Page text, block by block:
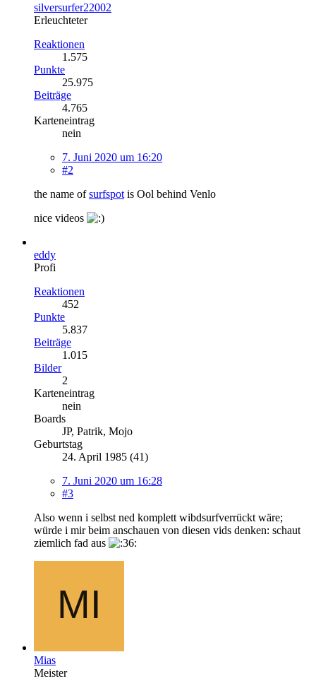
silversurfer22002
Erleuchteter
Reaktionen
1.575
Punkte
25.975
Beiträge
4.765
Karteneintrag
nein
7. Juni 2020 um 16:20
#2
the name ofsurfspot is Ool behind Venlo
nice videos
eddy
Profi
Reaktionen
452
Punkte
5.837
Beiträge
1.015
Bilder
2
Karteneintrag
nein
Boards
JP, Patrik, Mojo
Geburtstag
24. April 1985 (41)
7. Juni 2020 um 16:28
#3
Also wenn i selbst ned komplett wibdsurfverrückt wäre;
würde i mir beim anschauen von diesen vids denken: schaut
ziemlich fad aus
Mias
Meister